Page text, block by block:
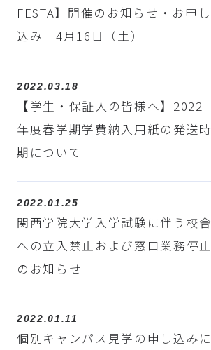
FESTA】開催のお知らせ・お申し
込み 4月16日（土）
2022.03.18
【学生・保証人の皆様へ】2022
年度春学期学費納入用紙の発送時
期について
2022.01.25
関西学院大学入学試験に伴う校舎
への立入禁止および窓口業務停止
のお知らせ
2022.01.11
個別キャンパス見学の申し込みに